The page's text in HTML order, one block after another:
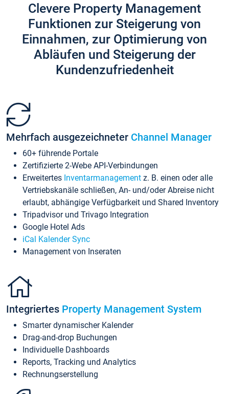
Clevere Property Management
Funktionen zur Steigerung von
Einnahmen, zur Optimierung von
Abläufen und Steigerung der
Kundenzufriedenheit
Mehrfach ausgezeichneter Channel Manager
60+ führende Portale
Zertifizierte 2-Webe API-Verbindungen
Erweitertes Inventarmanagement z. B. einen oder alle
Vertriebskanäle schließen, An- und/oder Abreise nicht
erlaubt, abhängige Verfügbarkeit und Shared Inventory
Tripadvisor und Trivago Integration
Google Hotel Ads
iCal Kalender Sync
Management von Inseraten
Integriertes Property Management System
Smarter dynamischer Kalender
Drag-and-drop Buchungen
Individuelle Dashboards
Reports, Tracking und Analytics
Rechnungserstellung